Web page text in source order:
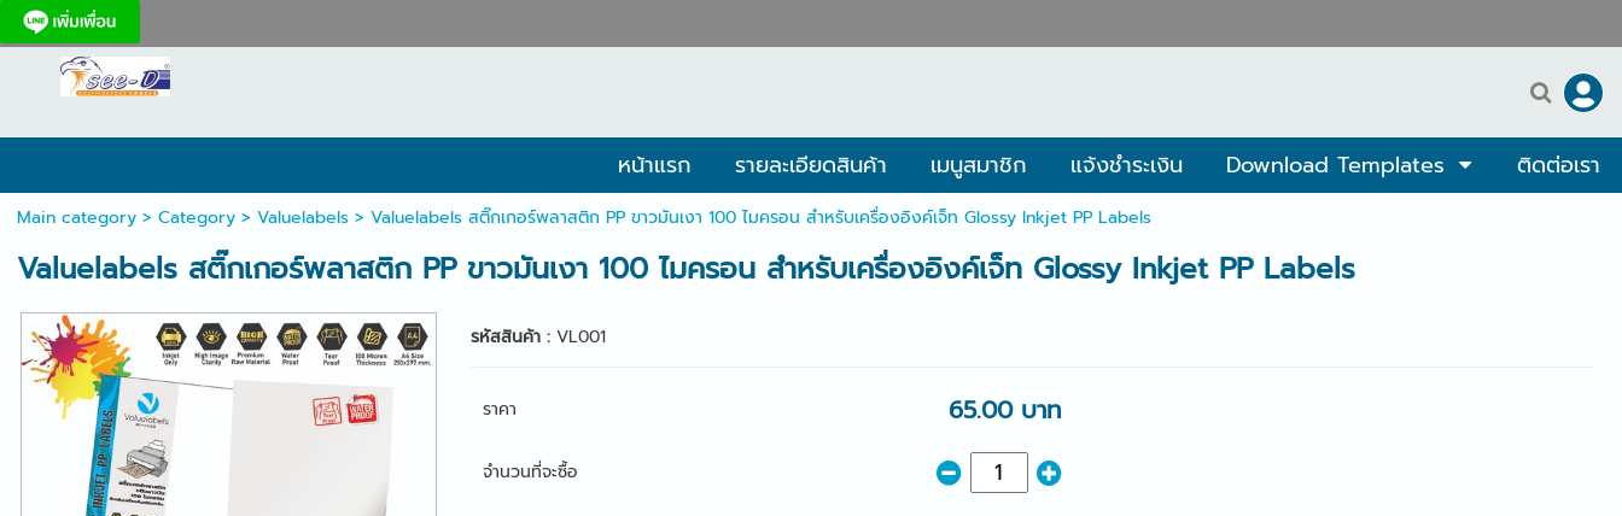
หน้าแรก รายละเอียดสินค้า เมนูสมาชิก แจ้งชำระเงิน Download Templates ติดต่อเรา
Main category> Category> Valuelabels> Valuelabels สติ๊กเกอร์พลาสติก PP ขาวมันเงา 100 ไมครอน สำหรับเครื่องอิงค์เจ็ท Glossy Inkjet PP Labels
Valuelabels สติ๊กเกอร์พลาสติก PP ขาวมันเงา 100 ไมครอน สำหรับเครื่องอิงค์เจ็ท Glossy Inkjet PP Labels
รหัสสินค้า : VL001
ราคา 65.00 บาท
จำนวนที่จะซื้อ